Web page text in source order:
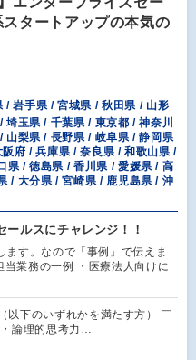
タートアップの本気の
/ 岩手県 / 宮城県 / 秋田県 / 山形
玉県 / 千葉県 / 東京都 / 神奈川
山梨県 / 長野県 / 岐阜県 / 静岡県
府 / 兵庫県 / 奈良県 / 和歌山県 /
県 / 徳島県 / 香川県 / 愛媛県 / 高
/ 大分県 / 宮崎県 / 鹿児島県 / 沖
ールスにチャレンジ！！
ます。なので「事例」で伝えま
業務の一例 ・医療法人向けに
以下のいずれかを満たす方） ￣
論理的思考力…